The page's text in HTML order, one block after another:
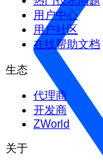
用户中心
用户社区
在线帮助文档
生态
代理商
开发商
ZWorld
关于